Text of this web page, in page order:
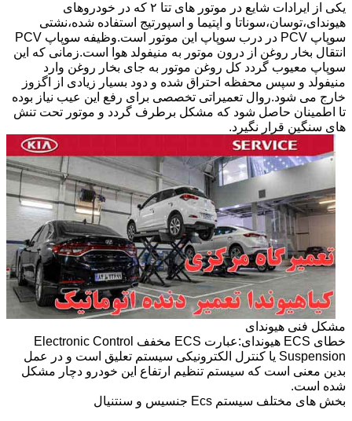
یکی از ایرادات شایع در موتور های تتا ۲ که در خودروهای
هیوندای،توسان،سوناتا و اپتیما و اسپورتیج استفاده شده،نشتی
سوپاپ PCV در درب سوپاپ این موتور است.وظیفه سوپاپ PCV
انتقال بخار روغن از درون موتور به منیفولد هوا است.زمانی که این
سوپاپ معیوب گردد کل روغن موتور به جای بخار روغن وارد
منیفولد و سپس محفظه احتراق شده و دود بسیار زیادی از اگزوز
خارج می شود.روال تعمیراتی تخصصی برای رفع این عیب نیاز بوده
تا اطمینان حاصل شود که مشکل برطرف گردد و موتور تحت تنش
های سنگین قرار نگیرد.
مشکل فنی هیوندای
خطای ECS هیوندای:عبارت ECS مخفف Electronic Control
Suspension یا کنترل الکترونیکی سیستم تعلیق است و در عمل
بدین معنی است که سیستم تنظیم ارتفاع این خودرو دچار مشکل
شده است.
بخش های مختلف سیستم Ecs جنسیس و سنتنیال